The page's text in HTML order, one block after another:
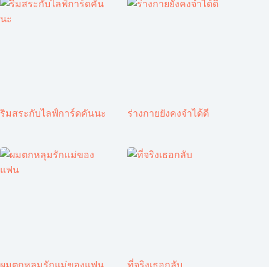
ริมสระกับไลฟ์การ์ดคันนะ ร่างกายยังคงจำได้ดี
ผมตกหลุมรักแม่ของแฟน ที่จริงเธอกลับ